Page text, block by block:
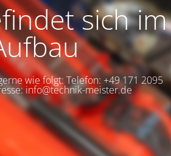
sich im
wie folgt: Telefon: +49 171 2095
info@technik-meister.de